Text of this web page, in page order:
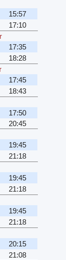
15:57
17:10
17:35
18:28
17:45
18:43
17:50
20:45
19:45
21:18
19:45
21:18
19:45
21:18
20:15
21:08